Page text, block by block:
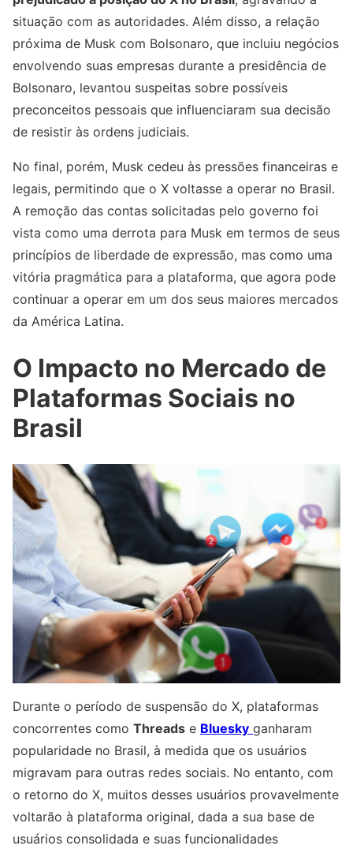
situação com as autoridades. Além disso, a relação
próxima de Musk com Bolsonaro, que incluiu negócios
envolvendo suas empresas durante a presidência de
Bolsonaro, levantou suspeitas sobre possíveis
preconceitos pessoais que influenciaram sua decisão
de resistir às ordens judiciais.
No final, porém, Musk cedeu às pressões financeiras e
legais, permitindo que o X voltasse a operar no Brasil.
A remoção das contas solicitadas pelo governo foi
vista como uma derrota para Musk em termos de seus
princípios de liberdade de expressão, mas como uma
vitória pragmática para a plataforma, que agora pode
continuar a operar em um dos seus maiores mercados
da América Latina.
O Impacto no Mercado de
Plataformas Sociais no
Brasil
Durante o período de suspensão do X, plataformas
concorrentes como Threads e Bluesky ganharam
popularidade no Brasil, à medida que os usuários
migravam para outras redes sociais. No entanto, com
o retorno do X, muitos desses usuários provavelmente
voltarão à plataforma original, dada a sua base de
usuários consolidada e suas funcionalidades